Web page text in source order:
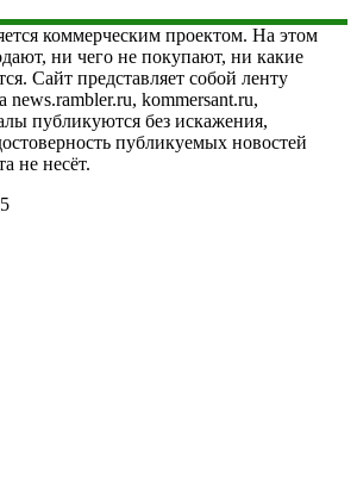
коммерческим проектом. На этом
ни чего не покупают, ни какие
Сайт представляет собой ленту
news.rambler.ru, kommersant.ru,
публикуются без искажения,
публикуемых новостей
не несёт.